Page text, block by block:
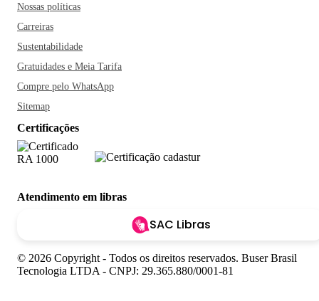
Nossas políticas
Carreiras
Sustentabilidade
Gratuidades e Meia Tarifa
Compre pelo WhatsApp
Sitemap
Certificações
Atendimento em libras
SAC Libras
© 2026 Copyright - Todos os direitos reservados. Buser Brasil
Tecnologia LTDA - CNPJ: 29.365.880/0001-81